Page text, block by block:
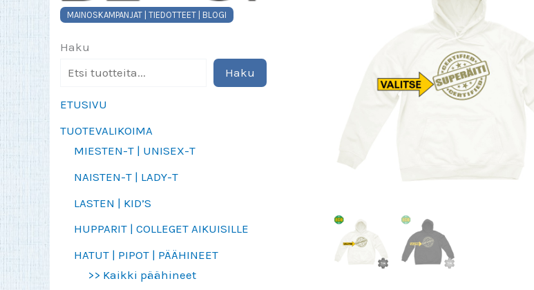
MAINOSKAMPANJAT | TIEDOTTEET | BLOGI
Haku
Haku
ETUSIVU
TUOTEVALIKOIMA
MIESTEN-T | UNISEX-T
NAISTEN-T | LADY-T
LASTEN | KID’S
HUPPARIT | COLLEGET AIKUISILLE
HATUT | PIPOT | PÄÄHINEET
>> Kaikki päähineet